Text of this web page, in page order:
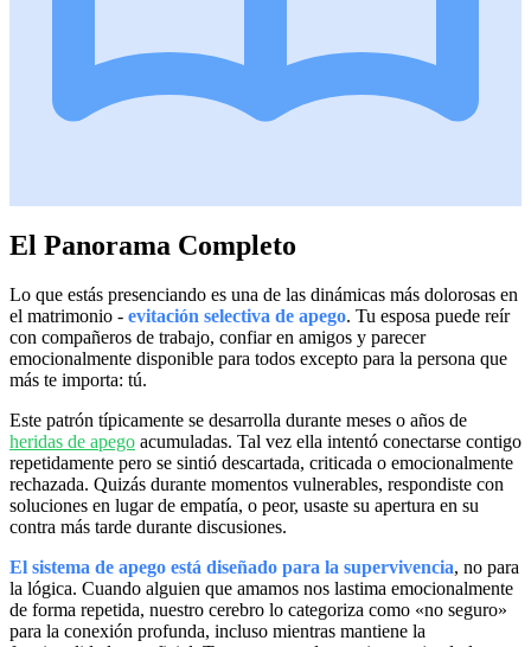
El Panorama Completo
Lo que estás presenciando es una de las dinámicas más dolorosas en
el matrimonio - evitación selectiva de apego. Tu esposa puede reír
con compañeros de trabajo, confiar en amigos y parecer
emocionalmente disponible para todos excepto para la persona que
más te importa: tú.
Este patrón típicamente se desarrolla durante meses o años de
heridas de apego acumuladas. Tal vez ella intentó conectarse contigo
repetidamente pero se sintió descartada, criticada o emocionalmente
rechazada. Quizás durante momentos vulnerables, respondiste con
soluciones en lugar de empatía, o peor, usaste su apertura en su
contra más tarde durante discusiones.
El sistema de apego está diseñado para la supervivencia, no para
la lógica. Cuando alguien que amamos nos lastima emocionalmente
de forma repetida, nuestro cerebro lo categoriza como «no seguro»
para la conexión profunda, incluso mientras mantiene la